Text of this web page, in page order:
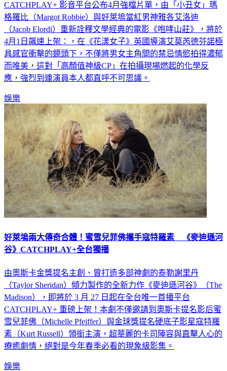
CATCHPLAY+ 影音平台公布4月強檔片單，由「小丑女」瑪
格羅比（Margot Robbie）與好萊塢當紅男神雅各艾洛迪
（Jacob Elordi）重新詮釋文學經典的電影《咆哮山莊》，將於
4月1日飆速上架：，在《花漾女子》英國導演艾莫芮德芬諾極
具感官衝擊的鏡頭下，不僅將男女主角間的禁忌情慾拍得濃郁
而唯美，這對「高顏值神級CP」在拍攝現場燃起的化學反
應，強烈到連演員本人都直呼不可思議。
娛樂
好萊塢兩大傳奇合體！蜜雪兒菲佛攜手寇特羅素 《麥迪遜河
谷》CATCHPLAY+全台獨播
由奧斯卡金獎提名主創、曾打造多部神劇的泰勒謝里丹
（Taylor Sheridan）傾力製作的全新力作《麥迪遜河谷》（The
Madison），即將於 3 月 27 日起在全台唯一首播平台
CATCHPLAY+ 重磅上架！本劇不僅邀請到奧斯卡提名影后蜜
雪兒菲佛（Michelle Pfeiffer）與金球獎提名硬底子影星寇特羅
素（Kurt Russell）領銜主演，超華麗的卡司陣容與直擊人心的
療癒劇情，絕對是今年春季必看的現象級影集。
娛樂